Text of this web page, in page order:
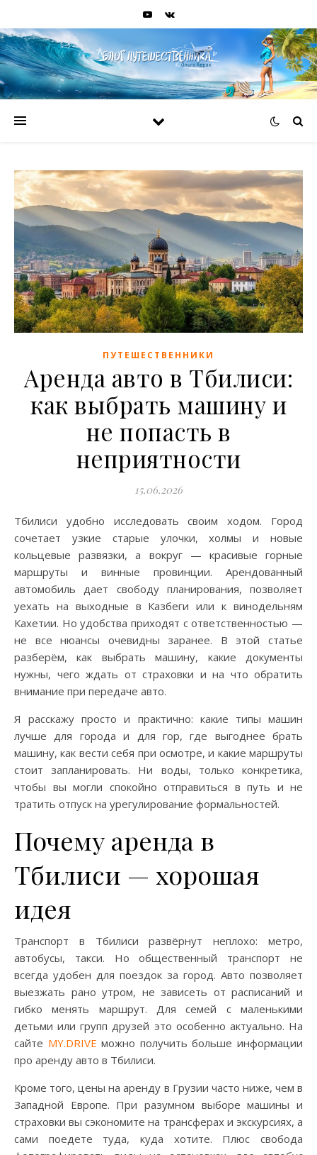
ПУТЕШЕСТВЕННИКИ
Аренда авто в Тбилиси:
как выбрать машину и
не попасть в
неприятности
15.06.2026
Тбилиси удобно исследовать своим ходом. Город
сочетает узкие старые улочки, холмы и новые
кольцевые развязки, а вокруг — красивые горные
маршруты и винные провинции. Арендованный
автомобиль дает свободу планирования, позволяет
уехать на выходные в Казбеги или к винодельням
Кахетии. Но удобства приходят с ответственностью —
не все нюансы очевидны заранее. В этой статье
разберём, как выбрать машину, какие документы
нужны, чего ждать от страховки и на что обратить
внимание при передаче авто.
Я расскажу просто и практично: какие типы машин
лучше для города и для гор, где выгоднее брать
машину, как вести себя при осмотре, и какие маршруты
стоит запланировать. Ни воды, только конкретика,
чтобы вы могли спокойно отправиться в путь и не
тратить отпуск на урегулирование формальностей.
Почему аренда в
Тбилиси — хорошая
идея
Транспорт в Тбилиси развёрнут неплохо: метро,
автобусы, такси. Но общественный транспорт не
всегда удобен для поездок за город. Авто позволяет
выезжать рано утром, не зависеть от расписаний и
гибко менять маршрут. Для семей с маленькими
детьми или групп друзей это особенно актуально. На
сайте MY.DRIVE можно получить больше информации
про аренду авто в Тбилиси.
Кроме того, цены на аренду в Грузии часто ниже, чем в
Западной Европе. При разумном выборе машины и
страховки вы сэкономите на трансферах и экскурсиях, а
сами поедете туда, куда хотите. Плюс свобода